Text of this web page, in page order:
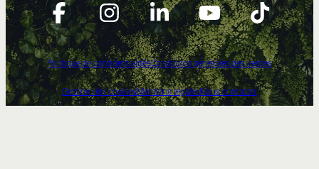
Politique de confidentialitésConditions générales des ventes
Gestion des cookiesMentions légalesNous contacter